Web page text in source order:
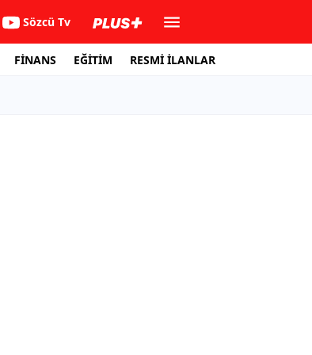
Sözcü Tv
FİNANS EĞİTİM RESMİ İLANLAR